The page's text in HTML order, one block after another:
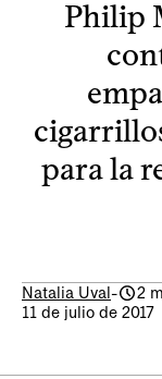
Philip
para la
Natalia Uval-
2
11 de julio de 2017